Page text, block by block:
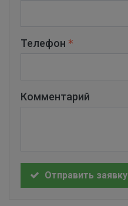
Телефон
Комментарий
Отправить заявку